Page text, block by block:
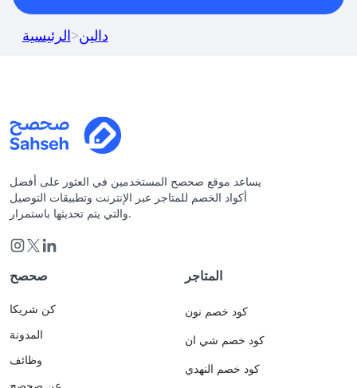
الرئيسية>دالين
يساعد موقع صحصح المستخدمين في العثور على أفضل
أكواد الخصم للمتاجر عبر الإنترنت وتطبيقات التوصيل
والتي يتم تحديثها باستمرار.
صحصح
كن شريكا
المدونة
وظائف
المتاجر
كود خصم نون
كود خصم شي ان
كود خصم النهدي